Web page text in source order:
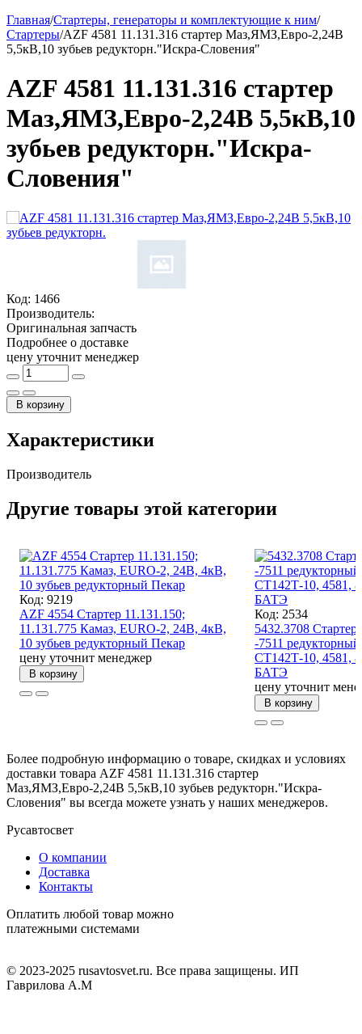
Главная/Стартеры, генераторы и комплектующие к ним/
Стартеры/AZF 4581 11.131.316 стартер Маз,ЯМЗ,Евро-2,24В
5,5кВ,10 зубьев редукторн."Искра-Словения"
AZF 4581 11.131.316 стартер
Маз,ЯМЗ,Евро-2,24В 5,5кВ,10
зубьев редукторн."Искра-
Словения"
Код: 1466
Производитель:
Оригинальная запчасть
Подробнее о доставке
цену уточнит менеджер
В корзину
Характеристики
Производитель
Другие товары этой категории
Код: 9219
AZF 4554 Стартер 11.131.150;
11.131.775 Камаз, EURO-2, 24В, 4кВ,
10 зубьев редукторный Пекар
цену уточнит менеджер
В корзину
Код: 2534
5432.3708
-7511 редукторный
СТ142Т-10, 4581,
БАТЭ
цену уточнит
В корзину
Более подробную информацию о товаре, скидках и условиях
доставки товара AZF 4581 11.131.316 стартер
Маз,ЯМЗ,Евро-2,24В 5,5кВ,10 зубьев редукторн."Искра-
Словения" вы всегда можете узнать у наших менеджеров.
Русавтосвет
О компании
Доставка
Контакты
Оплатить любой товар можно
платежными системами
© 2023-2025 rusavtosvet.ru. Все права защищены. ИП
Гаврилова А.М